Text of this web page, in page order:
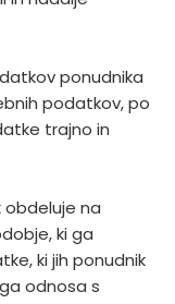
ponudnika
podatkov, po
trajno in
obdeluje na
ki ga
ki jih ponudnik
odnosa s